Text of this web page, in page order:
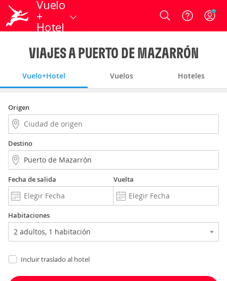
Vuelo
+
Hotel
Login
VIAJES A PUERTO DE MAZARRÓN
Vuelo+Hotel Vuelos Hoteles
Origen
Destino
Fecha de salida Vuelta
Habitaciones
Incluir traslado al hotel